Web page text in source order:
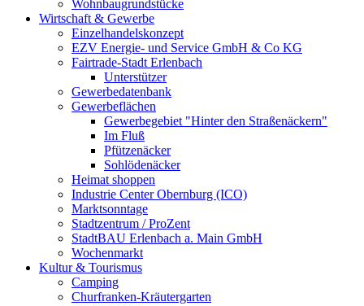
Wohnbaugrundstücke
Wirtschaft & Gewerbe
Einzelhandelskonzept
EZV Energie- und Service GmbH & Co KG
Fairtrade-Stadt Erlenbach
Unterstützer
Gewerbedatenbank
Gewerbeflächen
Gewerbegebiet "Hinter den Straßenäckern"
Im Fluß
Pfützenäcker
Sohlödenäcker
Heimat shoppen
Industrie Center Obernburg (ICO)
Marktsonntage
Stadtzentrum / ProZent
StadtBAU Erlenbach a. Main GmbH
Wochenmarkt
Kultur & Tourismus
Camping
Churfranken-Kräutergarten